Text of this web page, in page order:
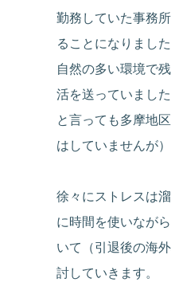
勤務していた事務
ることになりました
自然の多い環境で
活を送っていまし
と言っても多摩地
はしていませんが）
徐々にストレスは
に時間を使いなが
いて（引退後の海
討していきます。